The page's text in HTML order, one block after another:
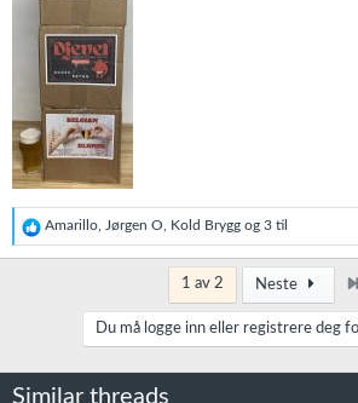
R
e
a
r
Amarillo Jørgen O Kold Brygg og 3 til
1 av 2 Neste
Du må logge inn eller registrere deg
Similar threads